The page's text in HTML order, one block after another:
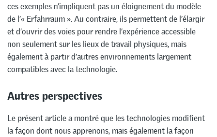
ces exemples n’impliquent pas un éloignement du modèle
de l’« Erfahrraum ». Au contraire, ils permettent de l’élargir
et d’ouvrir des voies pour rendre l’expérience accessible
non seulement sur les lieux de travail physiques, mais
également à partir d’autres environnements largement
compatibles avec la technologie.
Autres perspectives
Le présent article a montré que les technologies modifient
la façon dont nous apprenons, mais également la façon